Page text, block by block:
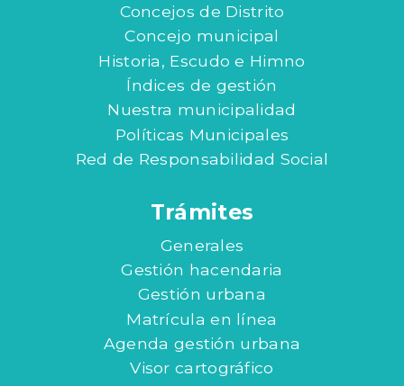
Concejos de Distrito
Concejo municipal
Historia, Escudo e Himno
Índices de gestión
Nuestra municipalidad
Políticas Municipales
Red de Responsabilidad Social
Trámites
Generales
Gestión hacendaria
Gestión urbana
Matrícula en línea
Agenda gestión urbana
Visor cartográfico